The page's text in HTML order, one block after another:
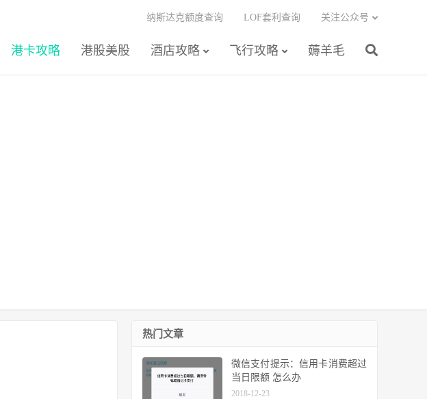
港卡攻略 港股美股 酒店攻略 飞行攻略 薅羊毛
纳斯达克额度查询 LOF套利查询 关注公众号
热门文章
微信支付提示：信用卡消费超过
当日限额 怎么办
2018-12-23